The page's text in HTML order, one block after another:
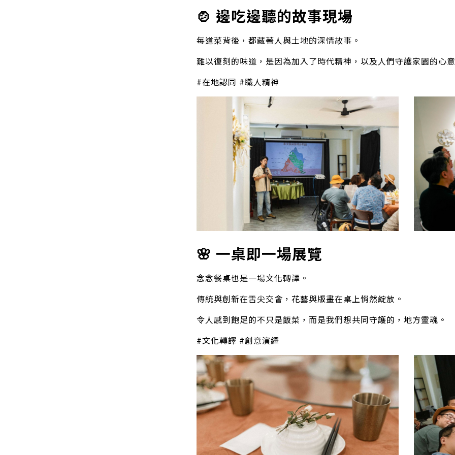
🍲 邊吃邊聽的故事現場
每道菜背後，都藏著人與土地的深情故事。
難以復刻的味道，是因為加入了時代精神，以及人們守護家園的心
#在地認同 #職人精神
🌸 一桌即一場展覽
念念餐桌也是一場文化轉譯。
傳統與創新在舌尖交會，花藝與版畫在桌上悄然綻放。
令人感到飽足的不只是飯菜，而是我們想共同守護的，地方靈魂。
#文化轉譯 #創意演繹